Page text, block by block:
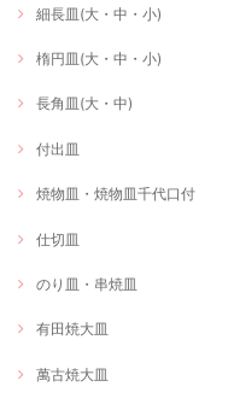
細長皿(大・中・小)
楕円皿(大・中・小)
長角皿(大・中)
付出皿
焼物皿・焼物皿千代口付
仕切皿
のり皿・串焼皿
有田焼大皿
萬古焼大皿